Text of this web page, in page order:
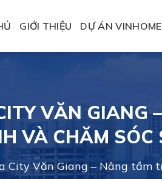
GIỚI THIỆU DỰ ÁN
VĂN GIANG
VÀ CHĂM SÓC
City Văn Giang – Nâng tầm